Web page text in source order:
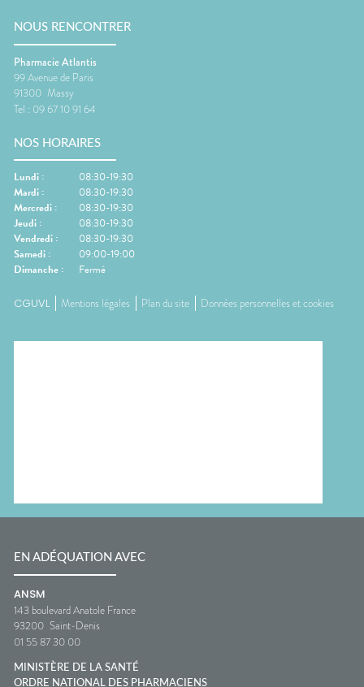
NOUS RENCONTRER
Pharmacie Atlantis
99 Avenue de Paris
91300 Massy
Tel : 09 67 10 91 64
NOS HORAIRES
Lundi :
08:30-19:30
Mardi :
08:30-19:30
Mercredi :
08:30-19:30
Jeudi :
08:30-19:30
Vendredi :
08:30-19:30
Samedi :
09:00-19:00
Dimanche : Fermé
CGUVL Mentions légales Plan du site Données personnelles et cookies
EN ADÉQUATION AVEC
ANSM
143 boulevard Anatole France
93200 Saint-Denis
01 55 87 30 00
MINISTÈRE DE LA SANTÉ
ORDRE NATIONAL DES PHARMACIENS